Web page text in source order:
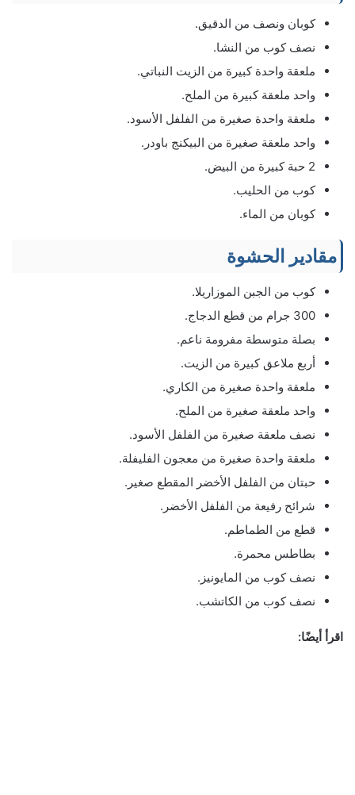
كوبان ونصف من الدقيق.
نصف كوب من النشا.
ملعقة واحدة كبيرة من الزيت النباتي.
واحد ملعقة كبيرة من الملح.
ملعقة واحدة صغيرة من الفلفل الأسود.
واحد ملعقة صغيرة من البيكنج باودر.
2 حبة كبيرة من البيض.
كوب من الحليب.
كوبان من الماء.
مقادير الحشوة
كوب من الجبن الموزاريلا.
300 جرام من قطع الدجاج.
بصلة متوسطة مفرومة ناعم.
أربع ملاعق كبيرة من الزيت.
ملعقة واحدة صغيرة من الكاري.
واحد ملعقة صغيرة من الملح.
نصف ملعقة صغيرة من الفلفل الأسود.
ملعقة واحدة صغيرة من معجون الفليفلة.
حبتان من الفلفل الأخضر المقطع صغير.
شرائح رفيعة من الفلفل الأخضر.
قطع من الطماطم.
بطاطس محمرة.
نصف كوب من المايونيز.
نصف كوب من الكاتشب.
اقرأ أيضًا: